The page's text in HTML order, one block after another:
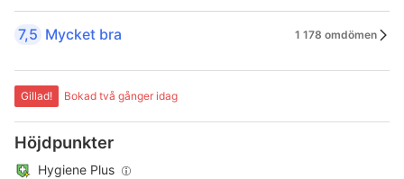
7,5 Mycket bra 1 178 omdömen
Gillad! Bokad två gånger idag
Höjdpunkter
Hygiene Plus